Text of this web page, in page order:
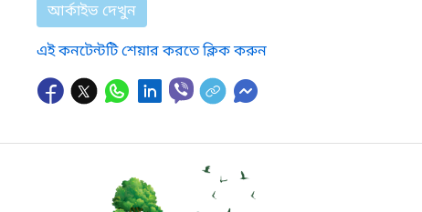
আর্কাইভ দেখুন
এই কনটেন্টটি শেয়ার করতে ক্লিক করুন